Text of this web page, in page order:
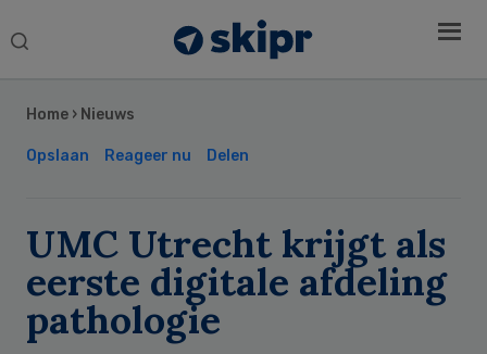
Search
Home › Nieuws
Opslaan Reageer nu Delen
UMC Utrecht krijgt als
eerste digitale afdeling
pathologie
Sidebar